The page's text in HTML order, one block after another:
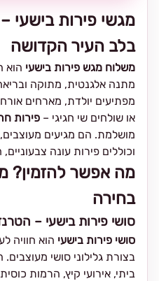
מגשי פירות בישעי
בלב העיר הקדושה
משלוח מגש פירות בישעי הוא
מתנה אלגנטית, מתוקה
מפתיעים יולדת, מארחים
או שולחים שי חגיגי – פירות
מושלמת. הם מגיעים
וכוללים פירות עונה
מה אפשר להזמין?
בחירה
סושי פירות בישעי –
סושי פירות בישעי הוא חוויה
בצורת גלילוני סושי
ביתי, אירועי קיץ, הרמות